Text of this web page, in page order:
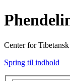
Center for
Spring til indhold